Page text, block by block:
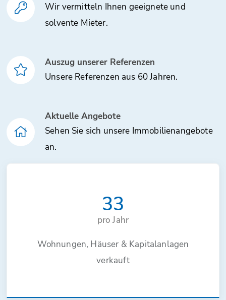
33
pro Jahr
Wohnungen, Häuser & Kapitalanlagen
verkauft
Wir vermitteln Ihnen geeignete und
solvente Mieter.
Auszug unserer Referenzen
Unsere Referenzen aus 60 Jahren.
Aktuelle Angebote
Sehen Sie sich unsere Immobilienangebote
an.